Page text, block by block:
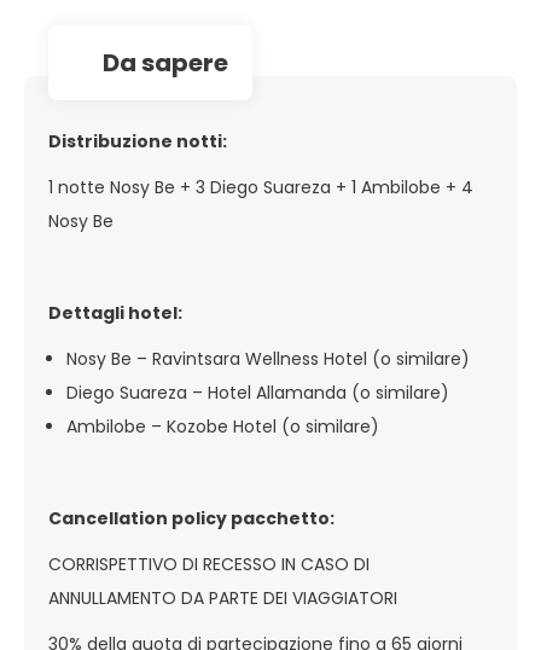
da sapere
Distribuzione notti:
1 notte Nosy Be + 3 Diego Suareza + 1 Ambilobe + 4
Nosy Be
Dettagli hotel:
Nosy Be – Ravintsara Wellness Hotel (o similare)
Diego Suareza – Hotel Allamanda (o similare)
Ambilobe – Kozobe Hotel (o similare)
Cancellation policy pacchetto:
CORRISPETTIVO DI RECESSO IN CASO DI
ANNULLAMENTO DA PARTE DEI VIAGGIATORI
30% della quota di partecipazione fino a 65 giorni